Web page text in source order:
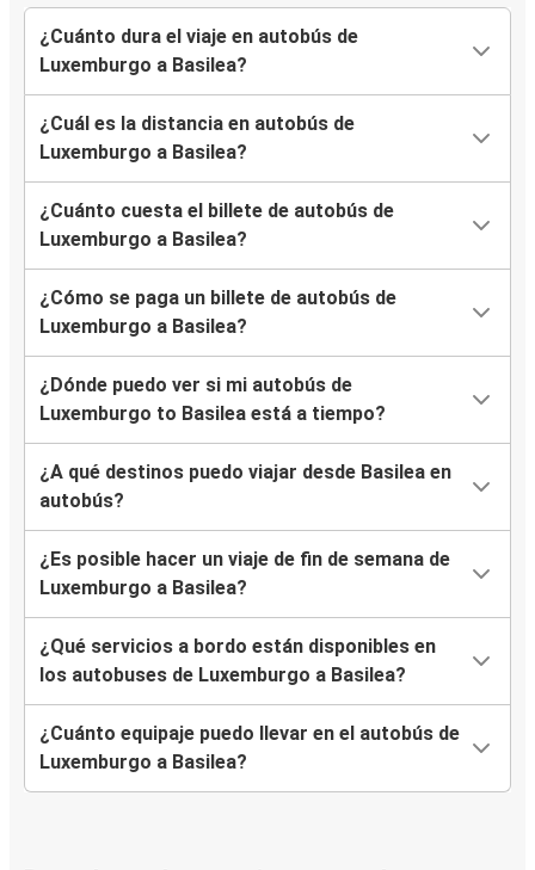
¿Cuánto dura el viaje en autobús de
Luxemburgo a Basilea?
¿Cuál es la distancia en autobús de
Luxemburgo a Basilea?
¿Cuánto cuesta el billete de autobús de
Luxemburgo a Basilea?
¿Cómo se paga un billete de autobús de
Luxemburgo a Basilea?
¿Dónde puedo ver si mi autobús de
Luxemburgo to Basilea está a tiempo?
¿A qué destinos puedo viajar desde Basilea en
autobús?
¿Es posible hacer un viaje de fin de semana de
Luxemburgo a Basilea?
¿Qué servicios a bordo están disponibles en
los autobuses de Luxemburgo a Basilea?
¿Cuánto equipaje puedo llevar en el autobús de
Luxemburgo a Basilea?